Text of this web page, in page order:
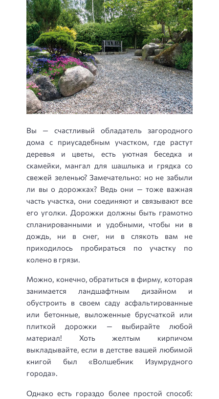
Вы — счастливый обладатель загородного
дома с приусадебным участком, где растут
деревья и цветы, есть уютная беседка и
скамейки, мангал для шашлыка и грядка со
свежей зеленью? Замечательно: но не забыли
ли вы о дорожках? Ведь они — тоже важная
часть участка, они соединяют и связывают все
его уголки. Дорожки должны быть грамотно
спланированными и удобными, чтобы ни в
дождь, ни в снег, ни в слякоть вам не
приходилось пробираться по участку по
колено в грязи.
Можно, конечно, обратиться в фирму, которая
занимается ландшафтным дизайном и
обустроить в своем саду асфальтированные
или бетонные, выложенные брусчаткой или
плиткой дорожки — выбирайте любой
материал! Хоть желтым кирпичом
выкладывайте, если в детстве вашей любимой
книгой был «Волшебник Изумрудного
города».
Однако есть гораздо более простой способ: